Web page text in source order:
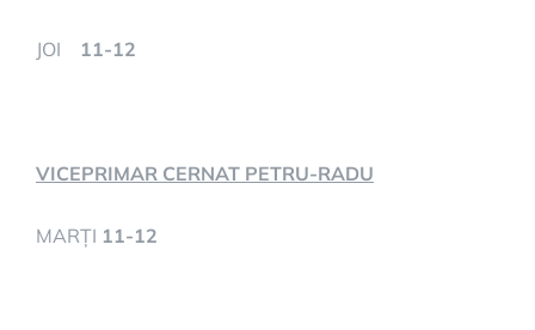
JOI 11-12
VICEPRIMAR CERNAT PETRU-RADU
MARȚI 11-12